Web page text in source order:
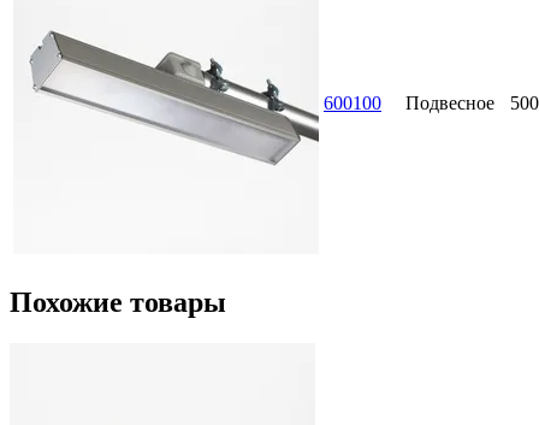
600100 Подвесное
Похожие товары